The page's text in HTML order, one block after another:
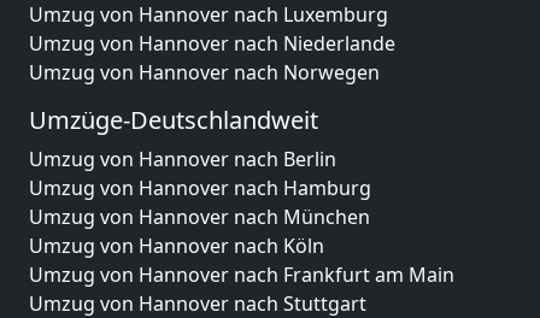
Umzug von Hannover nach Luxemburg
Umzug von Hannover nach Niederlande
Umzug von Hannover nach Norwegen
Umzüge-Deutschlandweit
Umzug von Hannover nach Berlin
Umzug von Hannover nach Hamburg
Umzug von Hannover nach München
Umzug von Hannover nach Köln
Umzug von Hannover nach Frankfurt am Main
Umzug von Hannover nach Stuttgart